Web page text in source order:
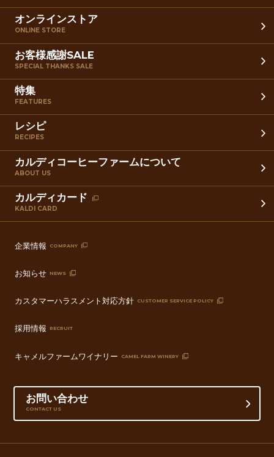
オンラインストア
ONLINE STORE
お客様感謝SALE
SPECIAL THANKS SALE
特集
FEATURES
レシピ
RECIPES
カルディコーヒーファームについて
ABOUT US
カルディカード
KALDI CARD
企業情報 COMPANY
お知らせ NEWS
カスタマーハラスメント対応方針 CUSTOMER SERVICE POLICY
採用情報 RECRUIT
キャメルファームワイナリー CAMEL FARM WINERY
お問い合わせ
CONTACT US